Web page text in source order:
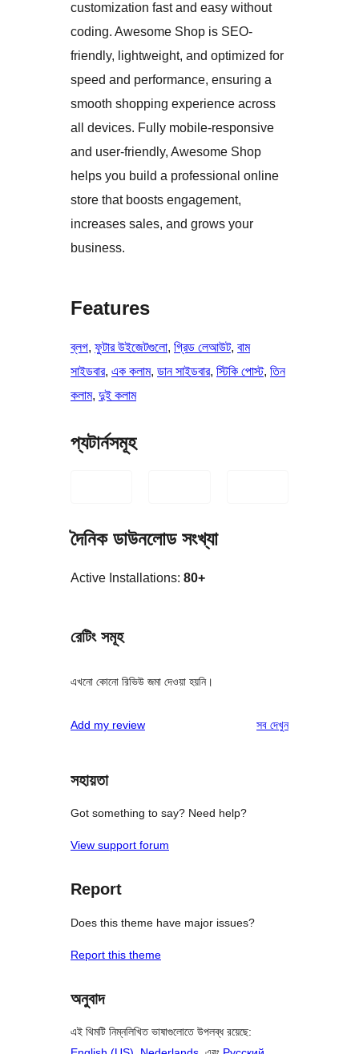
customization fast and easy without
coding. Awesome Shop is SEO-
friendly, lightweight, and optimized for
speed and performance, ensuring a
smooth shopping experience across
all devices. Fully mobile-responsive
and user-friendly, Awesome Shop
helps you build a professional online
store that boosts engagement,
increases sales, and grows your
business.
Features
ব্লগ, ফুটার উইজেটগুলো, গ্রিড লেআউট, বাম
সাইডবার, এক কলাম, ডান সাইডবার, স্টিকি পোস্ট, তিন
কলাম, দুই কলাম
প্যটার্নসমূহ
দৈনিক ডাউনলোড সংখ্যা
Active Installations: 80+
রেটিং সমূহ
এখনো কোনো রিভিউ জমা দেওয়া হয়নি।
Add my review সবরিভিউ
দেখুন
সহায়তা
Got something to say? Need help?
View support forum
Report
Does this theme have major issues?
Report this theme
অনুবাদ
এই থিমটি নিম্নলিখিত ভাষাগুলোতে উপলব্ধ রয়েছে: